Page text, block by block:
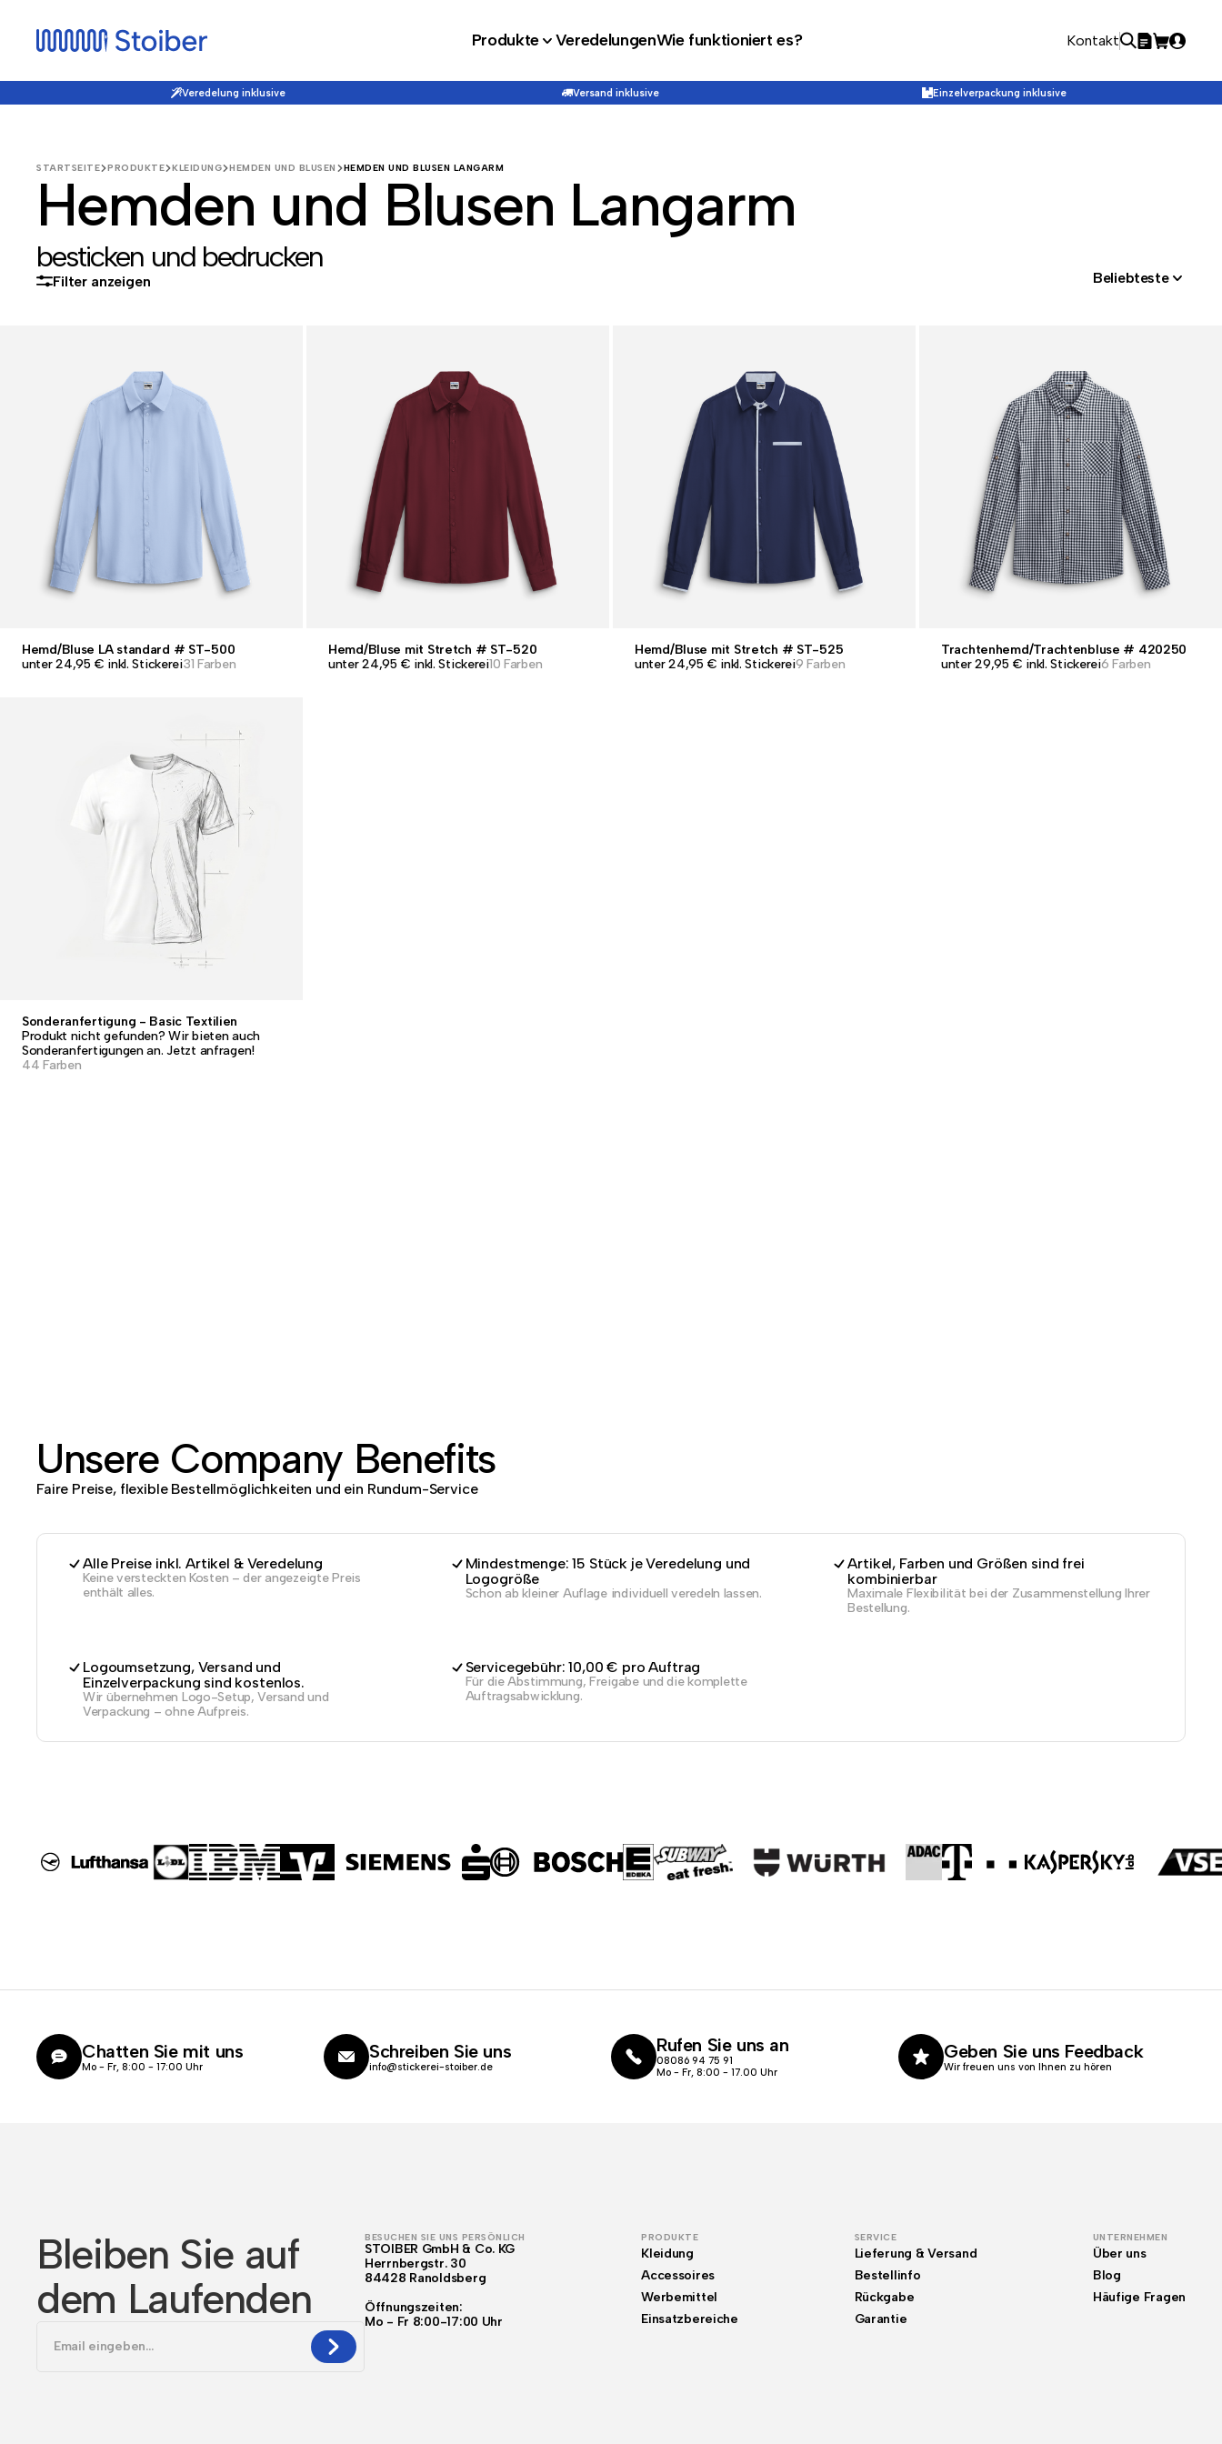
Produkte VeredelungenWie funktioniert es? Kontakt
Veredelung inklusive Versand inklusive Einzelverpackung inklusive
STARTSEITE PRODUKTE KLEIDUNG HEMDEN UND BLUSEN HEMDEN UND BLUSEN LANGARM
Hemden und Blusen Langarm
besticken und bedrucken
Filter anzeigen Beliebteste
Hemd/Bluse LA standard # ST-500
unter 24,95 € inkl. Stickerei31 Farben
Hemd/Bluse mit Stretch # ST-520
unter 24,95 € inkl. Stickerei10 Farben
Hemd/Bluse mit Stretch # ST-525
unter 24,95 € inkl. Stickerei9 Farben
Trachtenhemd/Trachtenbluse # 420250
unter 29,95 € inkl. Stickerei6 Farben
Sonderanfertigung - Basic Textilien
Produkt nicht gefunden? Wir bieten auch
Sonderanfertigungen an. Jetzt anfragen!
44 Farben
Unsere Company Benefits
Faire Preise, flexible Bestellmöglichkeiten und ein Rundum-Service
Alle Preise inkl. Artikel & Veredelung
Keine versteckten Kosten – der angezeigte Preis
enthält alles.
Mindestmenge: 15 Stück je Veredelung und
Logogröße
Schon ab kleiner Auflage individuell veredeln lassen.
Artikel, Farben und Größen sind frei
kombinierbar
Maximale Flexibilität bei der Zusammenstellung Ihrer
Bestellung.
Logoumsetzung, Versand und
Einzelverpackung sind kostenlos.
Wir übernehmen Logo-Setup, Versand und
Verpackung – ohne Aufpreis.
Servicegebühr: 10,00 € pro Auftrag
Für die Abstimmung, Freigabe und die komplette
Auftragsabwicklung.
Chatten Sie mit uns
Mo - Fr, 8:00 - 17:00 Uhr
Schreiben Sie uns
info@stickerei-stoiber.de
Rufen Sie uns an
08086 94 75 91
Mo - Fr, 8:00 - 17.00 Uhr
Geben Sie uns Feedback
Wir freuen uns von Ihnen zu hören
Bleiben Sie auf
dem Laufenden
BESUCHEN SIE UNS PERSÖNLICH
STOIBER GmbH & Co. KG
Herrnbergstr. 30
84428 Ranoldsberg
Öffnungszeiten:
Mo - Fr 8:00-17:00 Uhr
PRODUKTE
Kleidung
Accessoires
Werbemittel
Einsatzbereiche
SERVICE
Lieferung & Versand
Bestellinfo
Rückgabe
Garantie
UNTERNEHMEN
Über uns
Blog
Häufige Fragen